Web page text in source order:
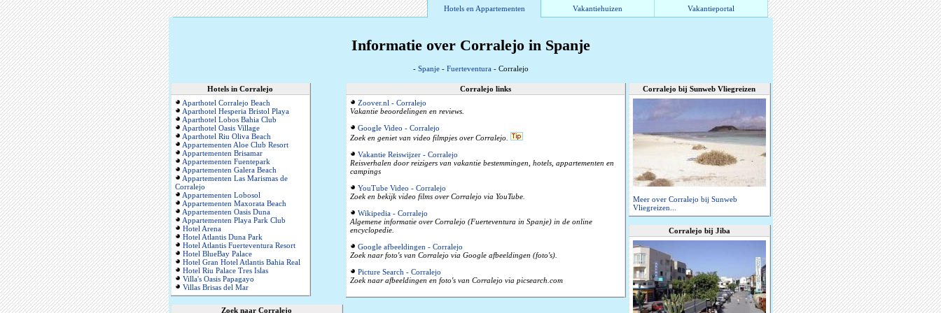
Hotels en Appartementen Vakantiehuizen Vakantieportal
Informatie over Corralejo in Spanje
- Spanje- Fuerteventura- Corralejo
Hotels in Corralejo
Aparthotel Corralejo Beach
Aparthotel Hesperia Bristol Playa
Aparthotel Lobos Bahia Club
Aparthotel Oasis Village
Aparthotel Riu Oliva Beach
Appartementen Aloe Club Resort
Appartementen Brisamar
Appartementen Fuentepark
Appartementen Galera Beach
Appartementen Las Marismas de
Corralejo
Appartementen Lobosol
Appartementen Maxorata Beach
Appartementen Oasis Duna
Appartementen Playa Park Club
Hotel Arena
Hotel Atlantis Duna Park
Hotel Atlantis Fuerteventura Resort
Hotel BlueBay Palace
Hotel Gran Hotel Atlantis Bahia Real
Hotel Riu Palace Tres Islas
Villa's Oasis Papagayo
Villas Brisas del Mar
Zoek naar Corralejo
Corralejo links
Zoover.nl - Corralejo
Vakantie beoordelingen en reviews.
Google Video - Corralejo
Zoek en geniet van video filmpjes over Corralejo.
Vakantie Reiswijzer - Corralejo
Reisverhalen door reizigers van vakantie bestemmingen, hotels, appartementen en
campings
YouTube Video - Corralejo
Zoek en bekijk video films over Corralejo via YouTube.
Wikipedia - Corralejo
Algemene informatie over Corralejo (Fuerteventura in Spanje) in de online
encyclopedie.
Google afbeeldingen - Corralejo
Zoek naar foto's van Corralejo via Google afbeeldingen (foto's).
Picture Search - Corralejo
Zoek naar afbeeldingen en foto's van Corralejo via picsearch.com
Corralejo bij Sunweb Vliegreizen
Meer over Corralejo bij Sunweb
Vliegreizen...
Corralejo bij Jiba